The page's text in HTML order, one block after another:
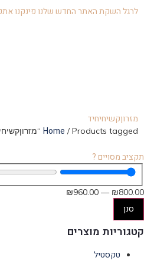
לרגל השקת האתר החדש שלנו פינקנו אתכם
מזרוןקשיחיחיד
Home / Products tagged “מזרוןקשיחיחיד”
תקציב מסויים ?
₪800.00
—
₪960.00
סנן
קטגוריות מוצרים
טקסטיל